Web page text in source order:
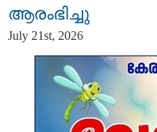
ആരംഭിച്ചു
July 21st, 2026